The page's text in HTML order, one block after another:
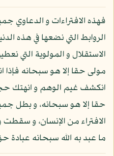
فهذه الافتراءات و الدعاوي
الروابط التي نضعها في هذه
الاستقلال و المولوية التي
مولى حقا إلا هو سبحانه فإذا
انكشف غيم الوهم و انهتك
حقا إلا هو سبحانه، و بطل جميع
الافتراء من الإنسان، و
ما عبد به الله سبحانه عبادة